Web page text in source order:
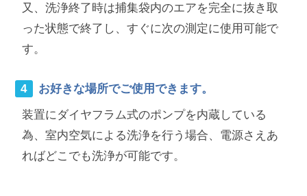
又、洗浄終了時は捕集袋内のエアを完全に抜き取
った状態で終了し、すぐに次の測定に使用可能で
す。
お好きな場所でご使用できます。
装置にダイヤフラム式のポンプを内蔵している
為、室内空気による洗浄を行う場合、電源さえあ
ればどこでも洗浄が可能です。